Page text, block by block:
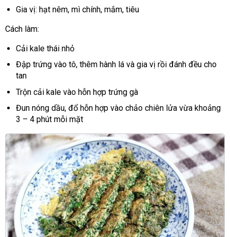
Gia vị: hạt nêm, mì chính, mắm, tiêu
Cách làm:
Cải kale thái nhỏ
Đập trứng vào tô, thêm hành lá và gia vị rồi đánh đều cho
tan
Trộn cải kale vào hỗn hợp trứng gà
Đun nóng dầu, đổ hỗn hợp vào chảo chiên lửa vừa khoảng
3 – 4 phút mỗi mặt